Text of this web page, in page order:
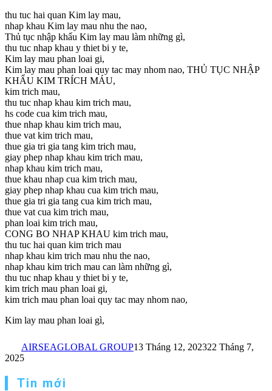
thu tuc hai quan Kim lay mau,
nhap khau Kim lay mau nhu the nao,
Thủ tục nhập khẩu Kim lay mau làm những gì,
thu tuc nhap khau y thiet bi y te,
Kim lay mau phan loai gi,
Kim lay mau phan loai quy tac may nhom nao, THỦ TỤC NHẬP
KHẨU KIM TRÍCH MÁU,
kim trich mau,
thu tuc nhap khau kim trich mau,
hs code cua kim trich mau,
thue nhap khau kim trich mau,
thue vat kim trich mau,
thue gia tri gia tang kim trich mau,
giay phep nhap khau kim trich mau,
nhap khau kim trich mau,
thue khau nhap cua kim trich mau,
giay phep nhap khau cua kim trich mau,
thue gia tri gia tang cua kim trich mau,
thue vat cua kim trich mau,
phan loai kim trich mau,
CONG BO NHAP KHAU kim trich mau,
thu tuc hai quan kim trich mau
nhap khau kim trich mau nhu the nao,
nhap khau kim trich mau can làm những gì,
thu tuc nhap khau y thiet bi y te,
kim trich mau phan loai gi,
kim trich mau phan loai quy tac may nhom nao,
Kim lay mau phan loai gì,
AIRSEAGLOBAL GROUP13 Tháng 12, 202322 Tháng 7,
2025
Tin mới